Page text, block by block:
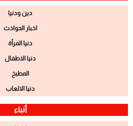
دين ودنيا
اخبار الحوادث
دنيا المرأة
دنيا الاطفال
المطبخ
دنيا الالعاب
أنباء